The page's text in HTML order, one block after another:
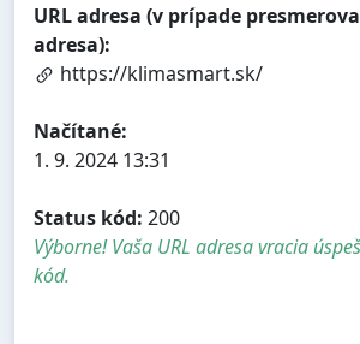
URL adresa (v prípade
adresa):
https://klimasmart.sk/
Načítané:
1. 9. 2024 13:31
Status kód: 200
Výborne! Vaša URL adresa vracia
kód.